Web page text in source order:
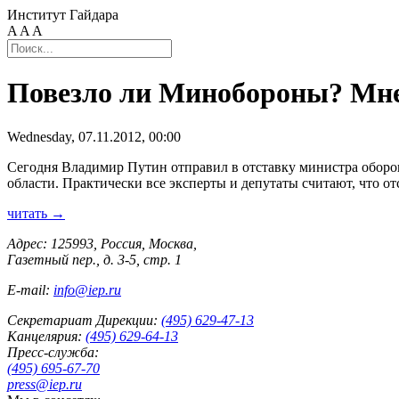
Институт Гайдара
A A A
Повезло ли Минобороны?
Wednesday, 07.11.2012, 00:00
Сегодня Владимир Путин отправил в отставку министра
области. Практически все эксперты и депутаты считают, что
читать →
Адрес: 125993, Россия, Москва,
Газетный пер., д. 3-5, стр. 1
E-mail: info@iep.ru
Секретариат Дирекции: (495) 629-47-13
Канцелярия: (495) 629-64-13
Пресс-служба:
(495) 695-67-70
press@iep.ru